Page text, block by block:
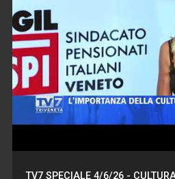
TV7 SPECIALE 4/6/26 -